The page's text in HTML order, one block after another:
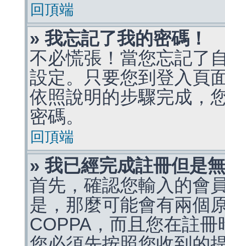
回頂端
» 我忘記了我的密碼！
不必慌張！當您忘記了
設定。只要您到登入頁
依照說明的步驟完成，
密碼。
回頂端
» 我已經完成註冊但是
首先，確認您輸入的會
是，那麼可能會有兩個
COPPA，而且您在註